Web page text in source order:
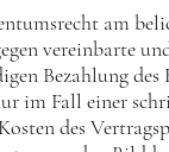
am
vereinbarte
Bezahlung
im Fall einer
des